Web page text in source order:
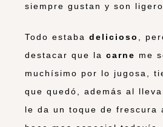
siempre gustan y son
Todo estaba delicioso
,
destacar que la carne me
muchísimo por lo jugosa,
que quedó, además al
le da un toque de frescura